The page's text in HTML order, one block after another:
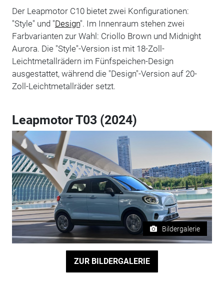
Der Leapmotor C10 bietet zwei Konfigurationen:
"Style" und "Design". Im Innenraum stehen zwei
Farbvarianten zur Wahl: Criollo Brown und Midnight
Aurora. Die "Style"-Version ist mit 18-Zoll-
Leichtmetallrädern im Fünfspeichen-Design
ausgestattet, während die "Design"-Version auf 20-
Zoll-Leichtmetallräder setzt.
Leapmotor T03 (2024)
Bildergalerie
ZUR BILDERGALERIE